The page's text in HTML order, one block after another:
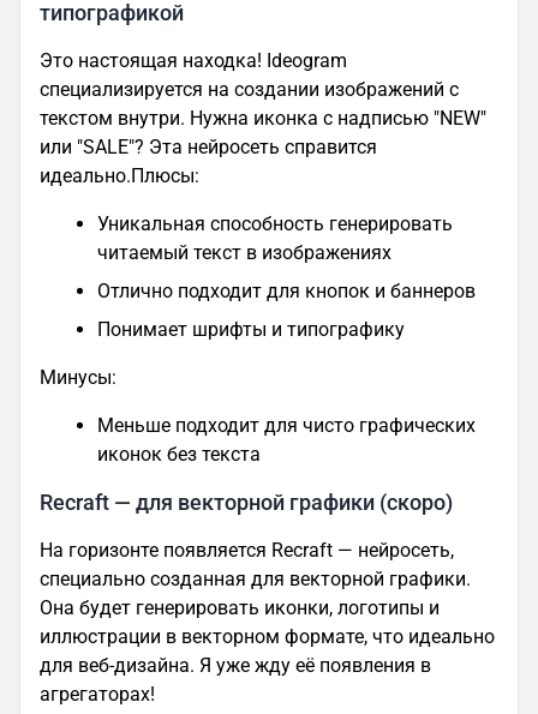
типографикой
Это настоящая находка! Ideogram
специализируется на создании изображений с
текстом внутри. Нужна иконка с надписью "NEW"
или "SALE"? Эта нейросеть справится
идеально.Плюсы:
Уникальная способность генерировать
читаемый текст в изображениях
Отлично подходит для кнопок и баннеров
Понимает шрифты и типографику
Минусы:
Меньше подходит для чисто графических
иконок без текста
Recraft — для векторной графики (скоро)
На горизонте появляется Recraft — нейросеть,
специально созданная для векторной графики.
Она будет генерировать иконки, логотипы и
иллюстрации в векторном формате, что идеально
для веб-дизайна. Я уже жду её появления в
агрегаторах!